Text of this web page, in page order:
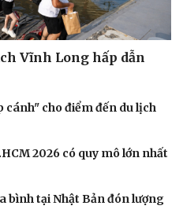
Vĩnh Long hấp dẫn
cho điểm đến du lịch
2026 có quy mô lớn nhất
bình tại Nhật Bản đón lượng